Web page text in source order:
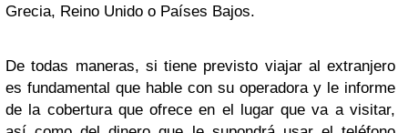
Grecia, Reino Unido o Países Bajos.
De todas maneras, si tiene previsto viajar al extranjero
es fundamental que hable con su operadora y le informe
de la cobertura que ofrece en el lugar que va a visitar,